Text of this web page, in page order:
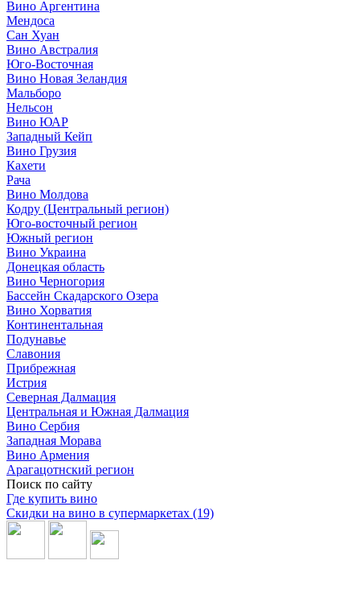
Вино Аргентина
Мендоса
Сан Хуан
Вино Австралия
Юго-Восточная
Вино Новая Зеландия
Мальборо
Нельсон
Вино ЮАР
Западный Кейп
Вино Грузия
Кахети
Рача
Вино Молдова
Кодру (Центральный регион)
Юго-восточный регион
Южный регион
Вино Украина
Донецкая область
Вино Черногория
Бассейн Скадарского Озера
Вино Хорватия
Континентальная
Подунавье
Славония
Прибрежная
Истрия
Северная Далмация
Центральная и Южная Далмация
Вино Сербия
Западная Морава
Вино Армения
Арагацотнский регион
Поиск по сайту
Где купить вино
Скидки на вино в супермаркетах (19)